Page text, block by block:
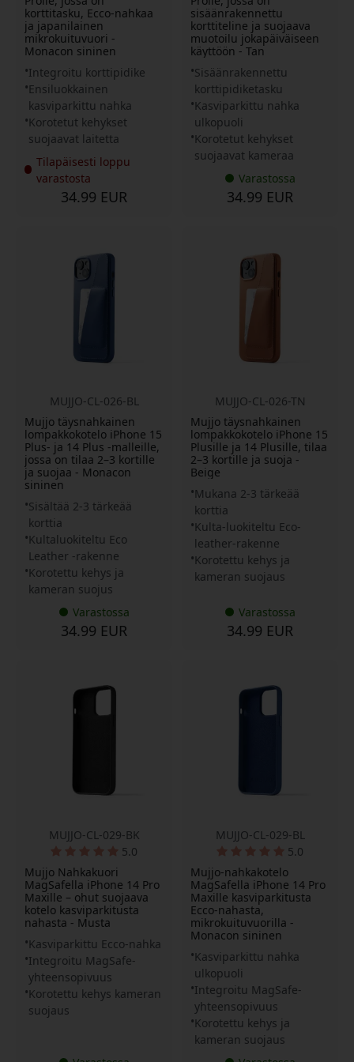
korttitasku, Ecco-nahkaa
ja japanilainen
mikrokuituvuori -
Monacon sininen
Integroitu korttipidike
Ensiluokkainen
kasviparkittu nahka
Korotetut kehykset
suojaavat laitetta
Tilapäisesti loppu
varastosta
34.99 EUR
sisäänrakennettu
korttiteline ja suojaava
muotoilu jokapäiväiseen
käyttöön - Tan
Sisäänrakennettu
korttipidiketasku
Kasviparkittu nahka
ulkopuoli
Korotetut kehykset
suojaavat kameraa
Varastossa
34.99 EUR
MUJJO-CL-026-BL
Mujjo täysnahkainen
lompakkokotelo iPhone 15
Plus- ja 14 Plus -malleille,
jossa on tilaa 2–3 kortille
ja suojaa - Monacon
sininen
Sisältää 2-3 tärkeää
korttia
Kultaluokiteltu Eco
Leather -rakenne
Korotettu kehys ja
kameran suojus
Varastossa
34.99 EUR
MUJJO-CL-026-TN
Mujjo täysnahkainen
lompakkokotelo iPhone 15
Plusille ja 14 Plusille, tilaa
2–3 kortille ja suoja -
Beige
Mukana 2-3 tärkeää
korttia
Kulta-luokiteltu Eco-
leather-rakenne
Korotettu kehys ja
kameran suojaus
Varastossa
34.99 EUR
MUJJO-CL-029-BK
5.0
Mujjo Nahkakuori
MagSafella iPhone 14 Pro
Maxille – ohut suojaava
kotelo kasviparkitusta
nahasta - Musta
Kasviparkittu Ecco-nahka
Integroitu MagSafe-
yhteensopivuus
Korotettu kehys kameran
suojaus
MUJJO-CL-029-BL
5.0
Mujjo-nahkakotelo
MagSafella iPhone 14 Pro
Maxille kasviparkitusta
Ecco-nahasta,
mikrokuituvuorilla -
Monacon sininen
Kasviparkittu nahka
ulkopuoli
Integroitu MagSafe-
yhteensopivuus
Korotettu kehys ja
kameran suojaus